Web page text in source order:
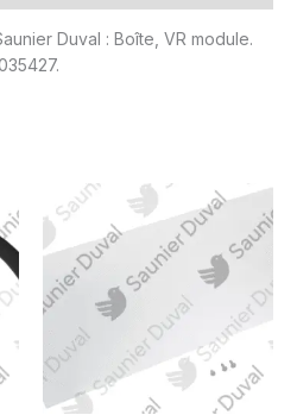
Duval : Boîte, VR module.